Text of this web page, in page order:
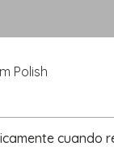
Polish
cuando